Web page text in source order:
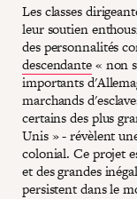
Les classes
leur soutien
des personnalités
descendante« non
importants
marchands
certains des plus
Unis » - révèlent
colonial. Ce projet
et des grandes
persistent dans le